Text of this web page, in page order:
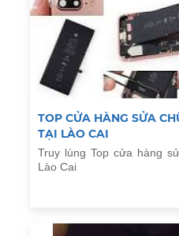
TOP CỬA HÀNG SỬA
TẠI LÀO CAI
Truy lùng Top cửa hàng
Lào Cai